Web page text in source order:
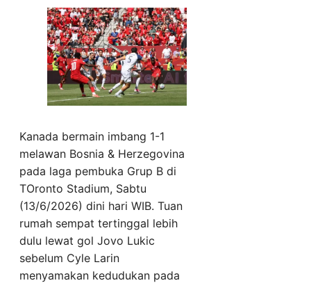
Kanada bermain imbang 1-1
melawan Bosnia & Herzegovina
pada laga pembuka Grup B di
TOronto Stadium, Sabtu
(13/6/2026) dini hari WIB. Tuan
rumah sempat tertinggal lebih
dulu lewat gol Jovo Lukic
sebelum Cyle Larin
menyamakan kedudukan pada